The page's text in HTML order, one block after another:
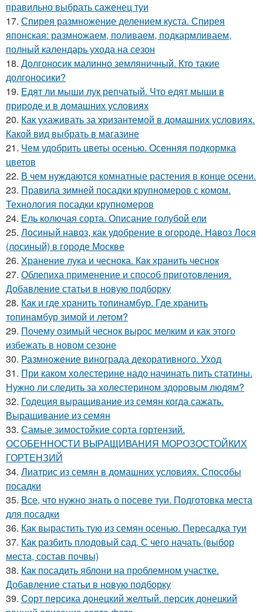
правильно выбрать саженец туи
17. Спирея размножение делением куста. Спирея
японская: размножаем, поливаем, подкармливаем,
полный календарь ухода на сезон
18. Долгоносик малинно земляничный. Кто такие
долгоносики?
19. Едят ли мыши лук репчатый. Что едят мыши в
природе и в домашних условиях
20. Как ухаживать за хризантемой в домашних условиях.
Какой вид выбрать в магазине
21. Чем удобрить цветы осенью. Осенняя подкормка
цветов
22. В чем нуждаются комнатные растения в конце осени.
23. Правила зимней посадки крупномеров с комом.
Технология посадки крупномеров
24. Ель колючая сорта. Описание голубой ели
25. Лосиный навоз, как удобрение в огороде. Навоз Лося
(лосиный) в городе Москве
26. Хранение лука и чеснока. Как хранить чеснок
27. Облепиха применение и способ приготовления.
Добавление статьи в новую подборку
28. Как и где хранить топинамбур. Где хранить
топинамбур зимой и летом?
29. Почему озимый чеснок вырос мелким и как этого
избежать в новом сезоне
30. Размножение винограда декоративного. Уход
31. При каком холестерине надо начинать пить статины.
Нужно ли следить за холестерином здоровым людям?
32. Годеция выращивание из семян когда сажать.
Выращивание из семян
33. Самые зимостойкие сорта гортензий.
ОСОБЕННОСТИ ВЫРАЩИВАНИЯ МОРОЗОСТОЙКИХ
ГОРТЕНЗИЙ
34. Лиатрис из семян в домашних условиях. Способы
посадки
35. Все, что нужно знать о посеве туи. Подготовка места
для посадки
36. Как вырастить тую из семян осенью. Пересадка туи
37. Как разбить плодовый сад. С чего начать (выбор
места, состав почвы)
38. Как посадить яблони на проблемном участке.
Добавление статьи в новую подборку
39. Сорт персика донецкий желтый. персик донецкий